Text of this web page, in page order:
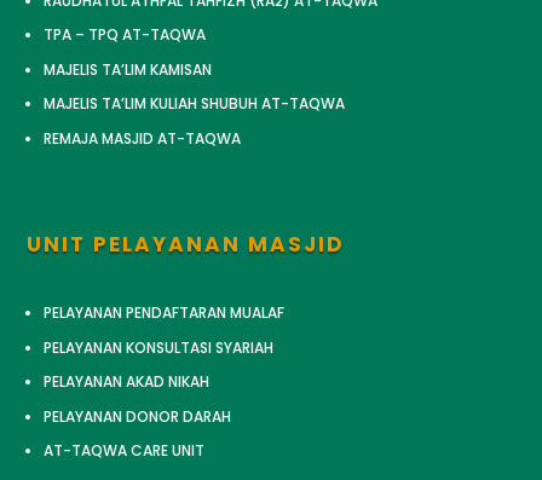
TPA – TPQ AT-TAQWA
MAJELIS TA’LIM KAMISAN
MAJELIS TA’LIM KULIAH SHUBUH AT-TAQWA
REMAJA MASJID AT-TAQWA
UNIT PELAYANAN MASJID
PELAYANAN PENDAFTARAN MUALAF
PELAYANAN KONSULTASI SYARIAH
PELAYANAN AKAD NIKAH
PELAYANAN DONOR DARAH
AT-TAQWA CARE UNIT